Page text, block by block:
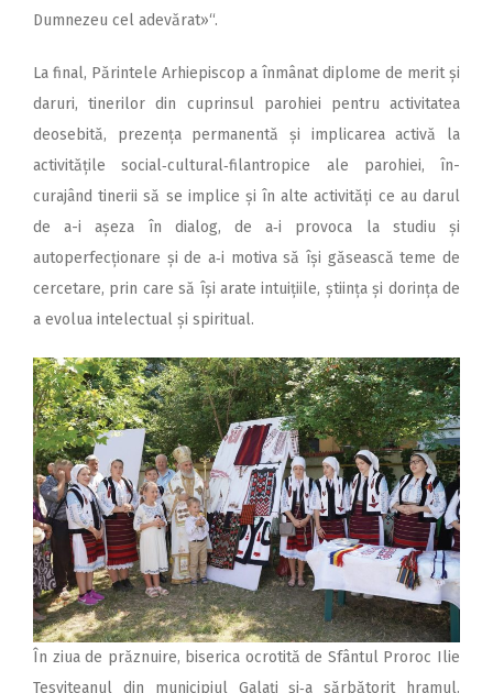
Dumnezeu cel adevărat»“.
La final, Părintele Arhiepis­cop a înmânat diplome de merit și
daruri, tinerilor din cuprinsul parohiei pentru activitatea
deosebită, prezența permanentă și implicarea activă la
activitățile social‑cultural‑filantropice ale parohiei, în­
curajând tinerii să se implice și în alte activități ce au darul
de a-i așeza în dialog, de a‑i provoca la studiu și
autoperfecționare și de a‑i motiva să își găsească teme de
cercetare, prin care să își arate intuițiile, știința și dorința de
a evolua intelectual și spiritual.
În ziua de prăznuire, biserica ocrotită de Sfântul Proroc Ilie
Tesviteanul din municipiul Galați și‑a sărbătorit hramul.